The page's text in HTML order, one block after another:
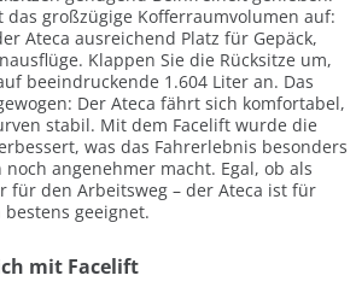
das großzügige Kofferraumvolumen auf:
Ateca ausreichend Platz für Gepäck,
Klappen Sie die Rücksitze um,
beeindruckende 1.604 Liter an. Das
Der Ateca fährt sich komfortabel,
stabil. Mit dem Facelift wurde die
was das Fahrerlebnis besonders
angenehmer macht. Egal, ob als
für den Arbeitsweg – der Ateca ist für
geeignet.
mit Facelift